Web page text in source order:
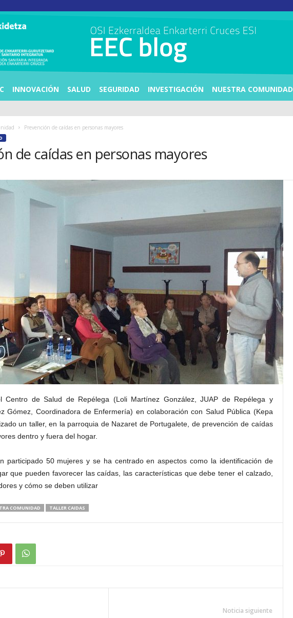
INNOVACIÓN SALUD SEGURIDAD INVESTIGACIÓN NUESTRA COMUNIDAD
Prevención de caídas en personas mayores
de caídas en personas mayores
Centro de Salud de Repélega (Loli Martínez González, JUAP de Repélega y
Gómez, Coordinadora de Enfermería) en colaboración con Salud Pública (Kepa
un taller, en la parroquia de Nazaret de Portugalete, de prevención de caídas
dentro y fuera del hogar.
participado 50 mujeres y se ha centrado en aspectos como la identificación de
que pueden favorecer las caídas, las características que debe tener el calzado,
y cómo se deben utilizar
COMUNIDAD TALLER CAIDAS
Noticia siguiente